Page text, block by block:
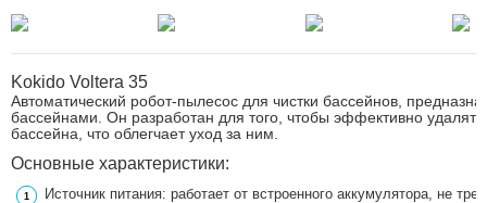
Kokido Voltera 35
Автоматический робот-пылесос для чистки бассейнов,
бассейнами. Он разработан для того, чтобы эффективно
бассейна, что облегчает уход за ним.
Основные характеристики:
Источник питания: работает от встроенного аккумулятора, не